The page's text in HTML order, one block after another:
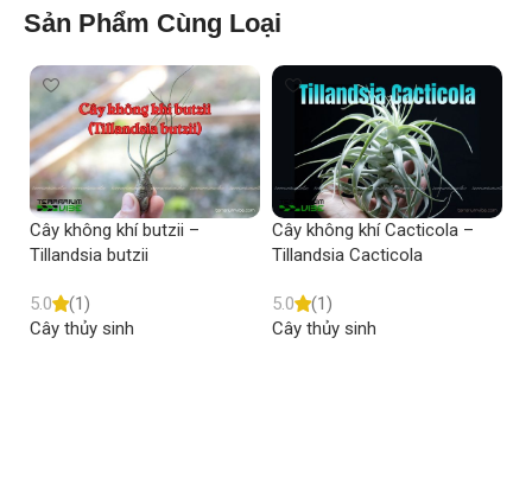
Sản Phẩm Cùng Loại
Cây không khí butzii –
Tillandsia butzii
5.0
(1)
Cây thủy sinh
Cây không khí Cacticola –
Tillandsia Cacticola
5.0
(1)
Cây thủy sinh